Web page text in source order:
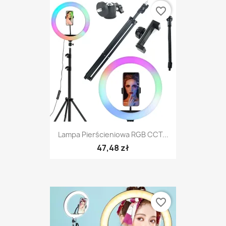
Lampa Pierścieniowa RGB CCT...
47,48 zł
favorite_border
favorite_border